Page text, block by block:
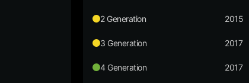
2 Generation 2015
3 Generation 2017
4 Generation 2017